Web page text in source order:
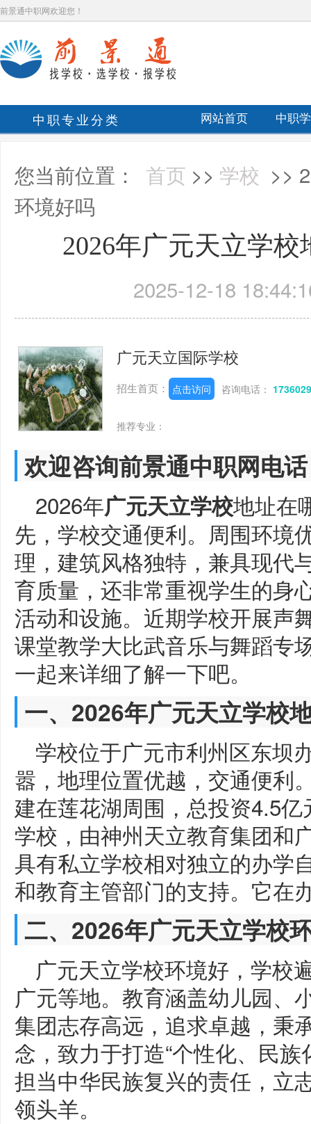
前景通中职网欢迎您！
中职专业分类 网站首页 中职
您当前位置： 首页 >> 学校 >>
环境好吗
2026年广元天立学
2025-12-18
广元天立国际学校
招生首页： 点击访问 咨询电话：
推荐专业：
欢迎咨询前景通中职网电
2026年广元天立学校地址在
先，学校交通便利。周围环境
理，建筑风格独特，兼具现代
育质量，还非常重视学生的身
活动和设施。近期学校开展声
课堂教学大比武音乐与舞蹈专
一起来详细了解一下吧。
一、2026年广元天立学校
学校位于广元市利州区东坝
嚣，地理位置优越，交通便利
建在莲花湖周围，总投资4.5
学校，由神州天立教育集团和
具有私立学校相对独立的办学
和教育主管部门的支持。它在
二、2026年广元天立学校
广元天立学校环境好，学校
广元等地。教育涵盖幼儿园、
集团志存高远，追求卓越，秉
念，致力于打造“个性化、民
担当中华民族复兴的责任，立
领头羊。